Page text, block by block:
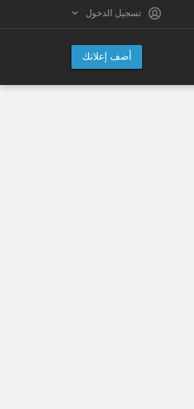
تسجيل الدخول
أضف إعلانك